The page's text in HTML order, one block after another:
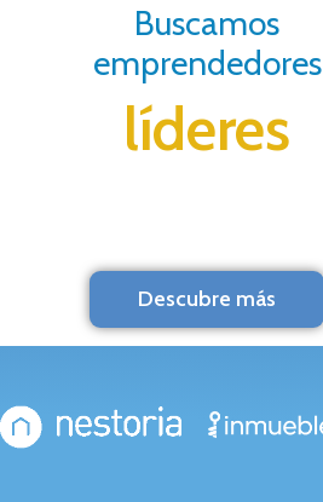
Buscamos
emprendedores
líderes
Descubre más